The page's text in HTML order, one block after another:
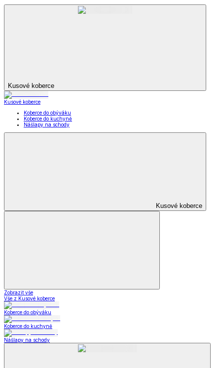
Kusové koberce
Kusové koberce
Koberce do obýváku
Koberce do kuchyně
Nášlapy na schody
Kusové koberce
Zobrazit vše
Vše z Kusové koberce
Koberce do obýváku
Koberce do kuchyně
Nášlapy na schody